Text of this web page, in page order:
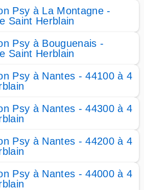
Psy à La Montagne -
Saint Herblain
Psy à Bouguenais -
Saint Herblain
Psy à Nantes - 44100 à 4
Psy à Nantes - 44300 à 4
Psy à Nantes - 44200 à 4
Psy à Nantes - 44000 à 4